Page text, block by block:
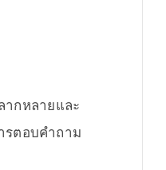
ากหลายและ
รตอบคำถาม